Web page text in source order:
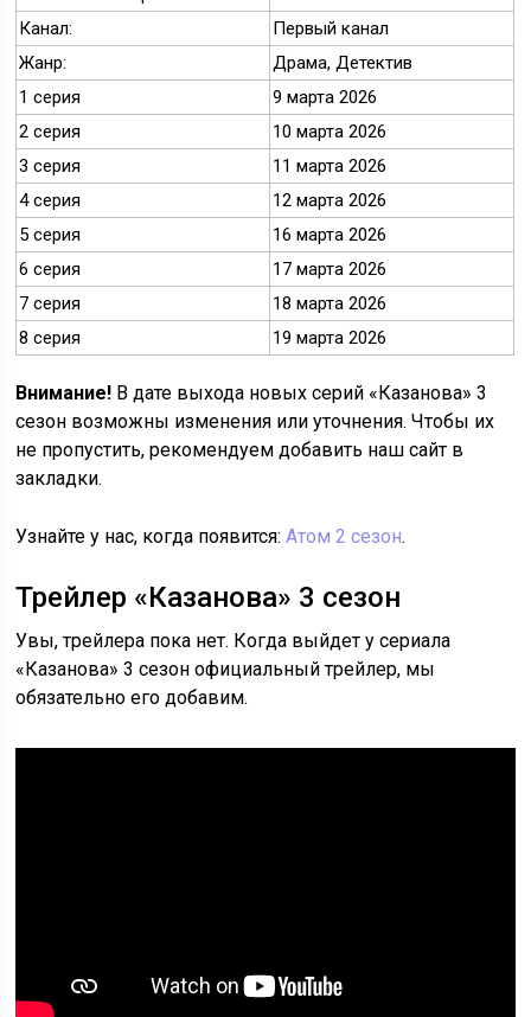
Канал:
Первый канал
Жанр:
Драма, Детектив
1 серия
9 марта 2026
2 серия
10 марта 2026
3 серия
11 марта 2026
4 серия
12 марта 2026
5 серия
16 марта 2026
6 серия
17 марта 2026
7 серия
18 марта 2026
8 серия
19 марта 2026
Внимание! В дате выхода новых серий «Казанова» 3
сезон возможны изменения или уточнения. Чтобы их
не пропустить, рекомендуем добавить наш сайт в
закладки.
Узнайте у нас, когда появится:Атом 2 сезон.
Трейлер «Казанова» 3 сезон
Увы, трейлера пока нет. Когда выйдет у сериала
«Казанова» 3 сезон официальный трейлер, мы
обязательно его добавим.